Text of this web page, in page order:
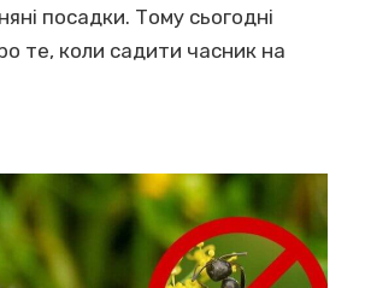
посадки. Тому сьогодні
те, коли садити часник на